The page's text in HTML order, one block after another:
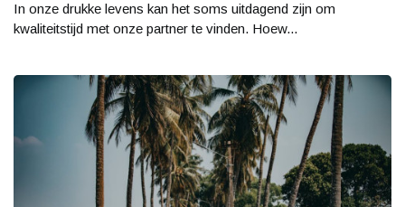
In onze drukke levens kan het soms uitdagend zijn om
kwaliteitstijd met onze partner te vinden. Hoew...